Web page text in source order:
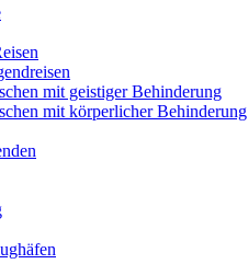
mit geistiger Behinderung
mit körperlicher Behinderung